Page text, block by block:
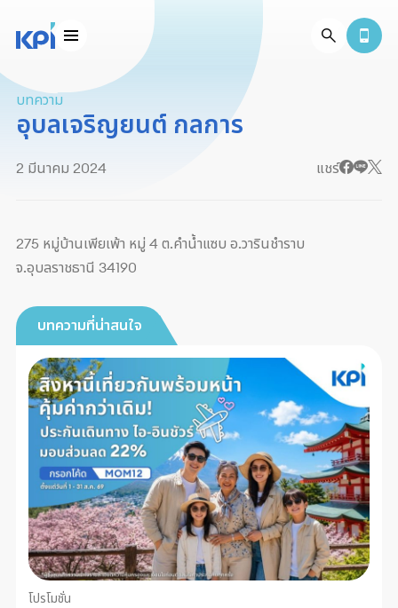
บทความ
อุบลเจริญยนต์ กลการ
2 มีนาคม 2024 แชร์
275 หมู่บ้านเพียเพ้า หมู่ 4 ต.คำน้ำแซบ อ.วารินชำราบ
จ.อุบลราชธานี 34190
บทความที่น่าสนใจ
โปรโมชั่น